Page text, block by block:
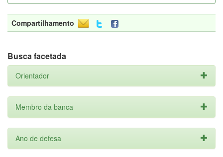
Compartilhamento
Busca facetada
Orientador
Membro da banca
Ano de defesa